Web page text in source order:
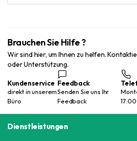
Brauchen Sie Hilfe ?
Wir sind hier, um Ihnen zu helfen.
oder Unterstützung.
Kundenservice
direkt in unserem
Büro
Feedback
Senden Sie uns Ihr
Feedback
Dienstleistungen